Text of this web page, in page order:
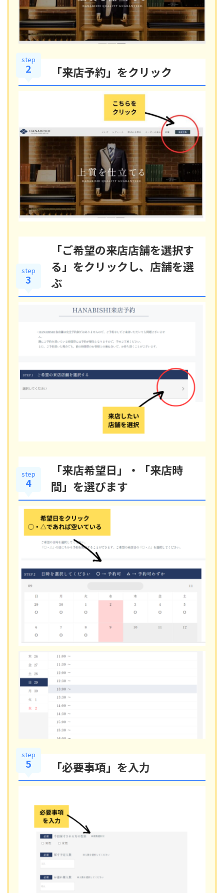
step
2 「来店予約」をクリック
step
3
「ご希望の来店店舗を選択す
る」をクリックし、店舗を選
ぶ
step
4
「来店希望日」・「来店時
間」を選びます
step
5 「必要事項」を入力